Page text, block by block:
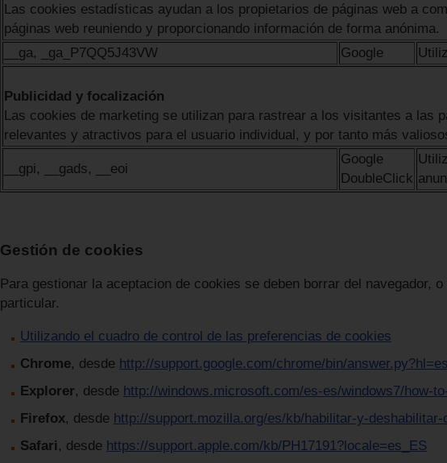
Las cookies estadísticas ayudan a los propietarios de páginas web a
páginas web reuniendo y proporcionando información de forma anónima.
__ga, _ga_P7QQ5J43VW
Google
Publicidad y focalización
Las cookies de marketing se utilizan para rastrear a los visitantes a las
relevantes y atractivos para el usuario individual, y por tanto más
__gpi, __gads, __eoi
Google
DoubleClick
Gestión de cookies
Para gestionar la aceptacion de cookies se deben borrar del navegador,
particular.
Utilizando el cuadro de control de las preferencias de cookies
Chrome, desde http://support.google.com/chrome/bin/
Explorer, desde http://windows.microsoft.com/es-es/windows7/how-
Firefox, desde http://support.mozilla.org/es/kb/habilitar-y-
Safari , desde https://support.apple.com/kb/PH17191?locale=es_ES